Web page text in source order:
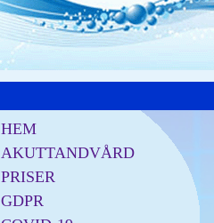
HEM
AKUTTANDVÅRD
PRISER
GDPR